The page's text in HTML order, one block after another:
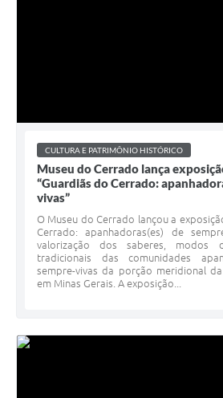
CULTURA E PATRIMÔNIO HISTÓRICO
Museu do Cerrado lança
“Guardiãs do Cerrado:
vivas”
O Museu do Cerrado lançou a
Cerrado: apanhadoras(es) de
valorização dos saberes, modos
tradicionais das comunidades
sempre-vivas da porção meridional da
em Minas Gerais. A exposição...